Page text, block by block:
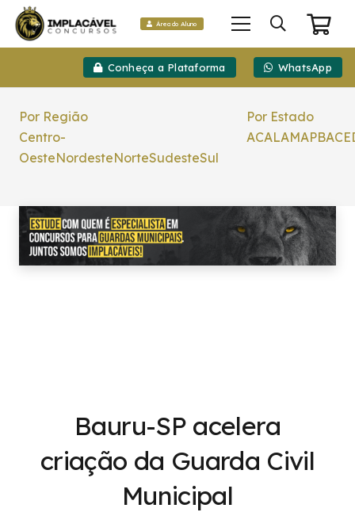
Área do Aluno
Conheça a Plataforma WhatsApp
Por Região
Centro-
OesteNordesteNorteSudesteSul
Por Estado
ACALAMAPBACE
Bauru-SP acelera
criação da Guarda Civil
Municipal